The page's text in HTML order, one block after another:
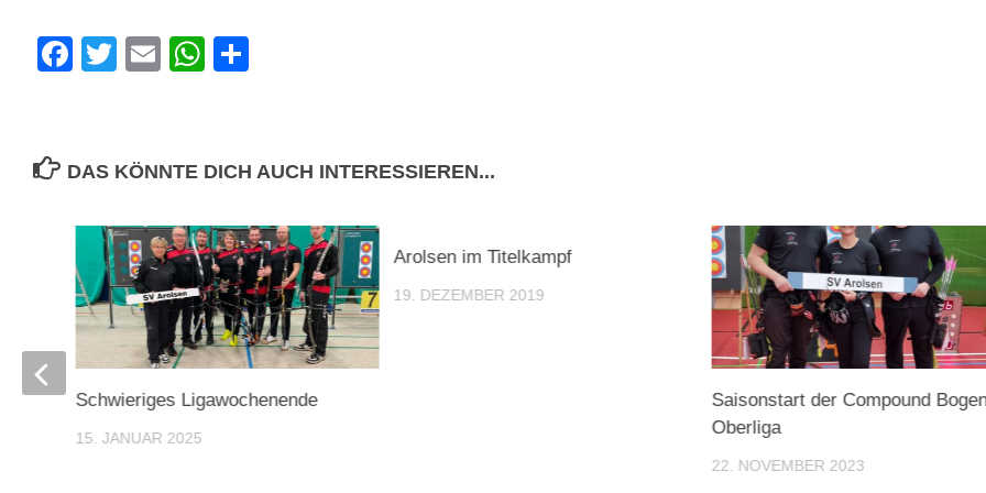
Facebook
TwitterEmailWhatsApp
DAS KÖNNTE DICH AUCH INTERESSIEREN...
Arolsen im Titelkampf
19. DEZEMBER 2019
Saisonstart der Compound
Oberliga
22. NOVEMBER 2023
Schwieriges Ligawochenende
15. JANUAR 2025